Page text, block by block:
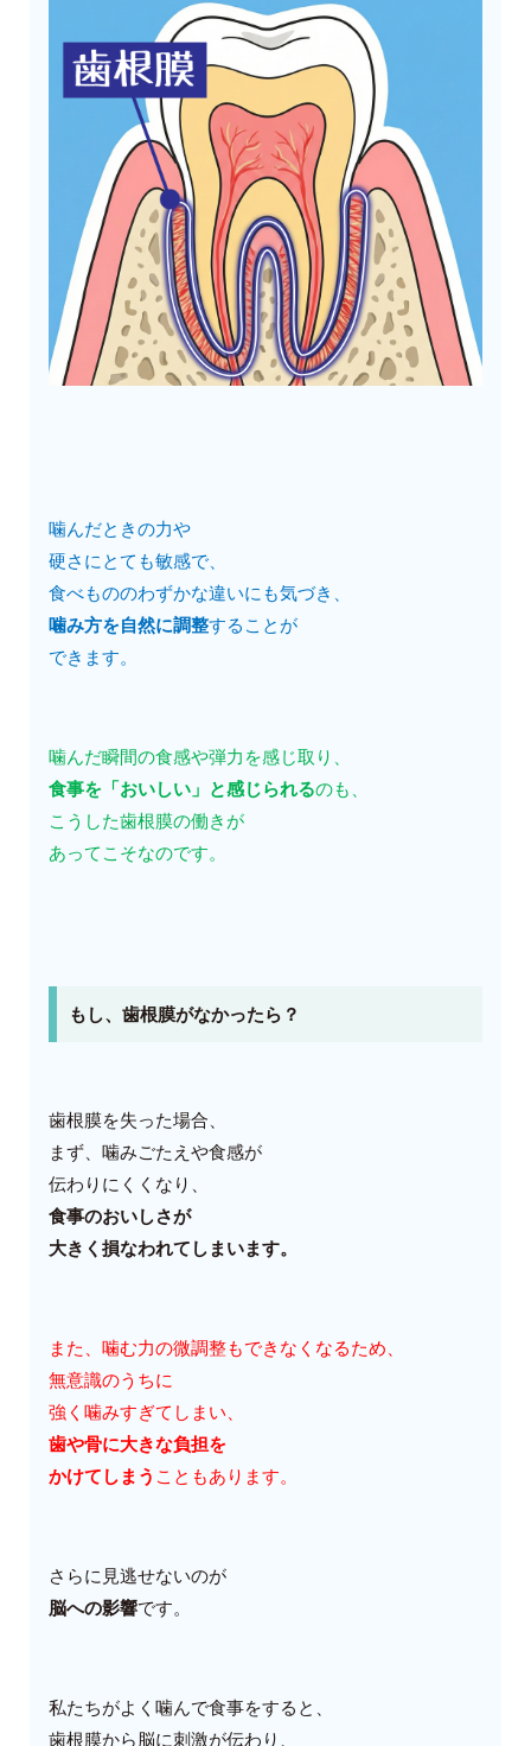
噛んだときの力や
硬さにとても敏感で、
食べもののわずかな違いにも気づき、
噛み方を自然に調整することが
できます。
噛んだ瞬間の食感や弾力を感じ取り、
食事を「おいしい」と感じられるのも、
こうした歯根膜の働きが
あってこそなのです。
もし、歯根膜がなかったら？
歯根膜を失った場合、
まず、噛みごたえや食感が
伝わりにくくなり、
食事のおいしさが
大きく損なわれてしまいます。
また、噛む力の微調整もできなくなるため、
無意識のうちに
強く噛みすぎてしまい、
歯や骨に大きな負担を
かけてしまう こともあります。
さらに見逃せないのが
脳への影響です。
私たちがよく噛んで食事をすると、
歯根膜から脳に刺激が伝わり、